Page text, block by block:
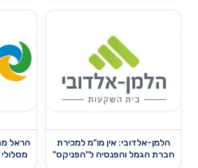
הלמן-אלדובי: אין מו"מ למכירת
חברת הגמל והפנסיה ל"הפניקס"
הראל